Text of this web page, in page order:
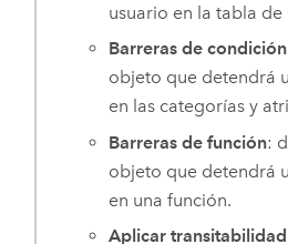
usuario en la tabla de
Barreras de condición
objeto que detendrá
en las categorías y
Barreras de función:
objeto que detendrá
en una función.
Aplicar